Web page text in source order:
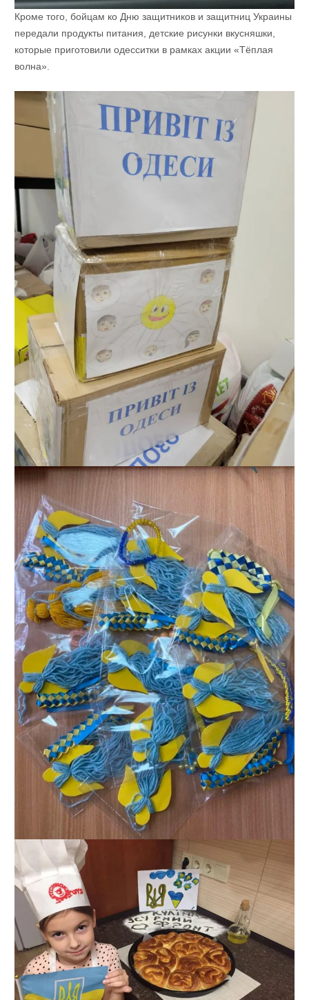
Кроме того, бойцам ко Дню защитников и защитниц Украины
передали продукты питания, детские рисунки вкусняшки,
которые приготовили одесситки в рамках акции «Тёплая
волна».